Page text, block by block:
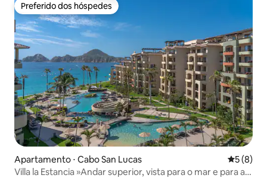
Preferido dos hóspedes
Preferido dos hóspedes
Apartamento ⋅ Cabo San Lucas 5 de
5 (8)
Villa la Estancia »Andar superior, vista para o mar e para a